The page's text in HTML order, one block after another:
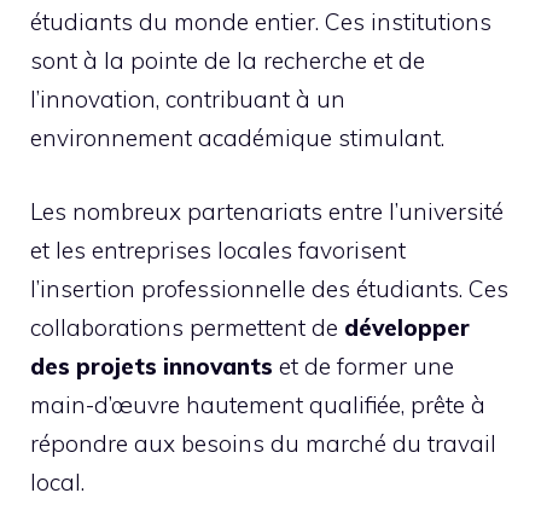
étudiants du monde entier. Ces institutions
sont à la pointe de la recherche et de
l’innovation, contribuant à un
environnement académique stimulant.
Les nombreux partenariats entre l’université
et les entreprises locales favorisent
l’insertion professionnelle des étudiants. Ces
collaborations permettent de développer
des projets innovants et de former une
main-d’œuvre hautement qualifiée, prête à
répondre aux besoins du marché du travail
local.